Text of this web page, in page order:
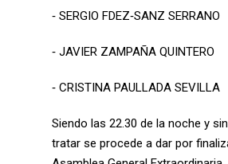
‐ SERGIO FDEZ‐SANZ SERRANO
‐ JAVIER ZAMPAÑA QUINTERO
‐ CRISTINA PAULLADA SEVILLA
Siendo las 22.30 de la noche y
tratar se procede a dar por